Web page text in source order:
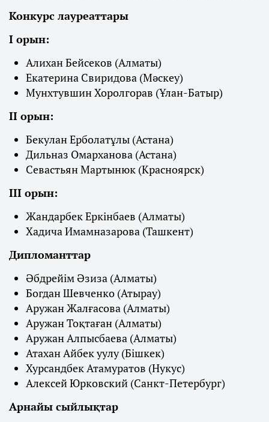
Конкурс лауреаттары
І орын:
Алихан Бейсеков (Алматы)
Екатерина Свиридова (Мәскеу)
Мунхтувшин Хоролгорав (Ұлан-Батыр)
ІІ орын:
Бекулан Ерболатұлы (Астана)
Дильназ Омарханова (Астана)
Севастьян Мартынюк (Красноярск)
ІІІ орын:
Жандарбек Еркінбаев (Алматы)
Хадича Имамназарова (Ташкент)
Дипломанттар
Әбдрейім Әзиза (Алматы)
Богдан Шевченко (Атырау)
Аружан Жалғасова (Алматы)
Аружан Тоқтаған (Алматы)
Аружан Алпысбаева (Алматы)
Атахан Айбек уулу (Бішкек)
Хурсандбек Атамуратов (Нукус)
Алексей Юрковский (Санкт-Петербург)
Арнайы сыйлықтар